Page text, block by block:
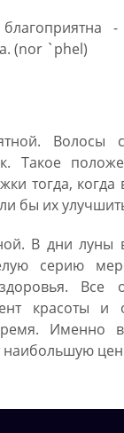
-
(nor `phel)
Волосы
Такое
тогда,
бы их
В дни
серию
Все
красоты и
Именно